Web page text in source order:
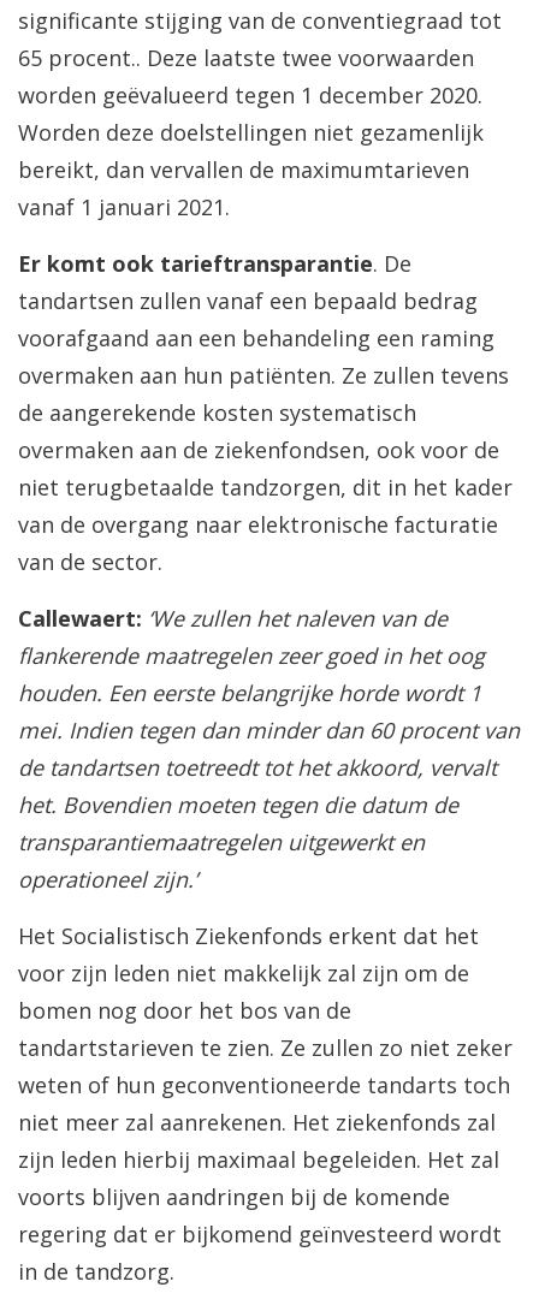
significante stijging van de conventiegraad tot
65 procent.. Deze laatste twee voorwaarden
worden geëvalueerd tegen 1 december 2020.
Worden deze doelstellingen niet gezamenlijk
bereikt, dan vervallen de maximumtarieven
vanaf 1 januari 2021.
Er komt ook tarieftransparantie. De
tandartsen zullen vanaf een bepaald bedrag
voorafgaand aan een behandeling een raming
overmaken aan hun patiënten. Ze zullen tevens
de aangerekende kosten systematisch
overmaken aan de ziekenfondsen, ook voor de
niet terugbetaalde tandzorgen, dit in het kader
van de overgang naar elektronische facturatie
van de sector.
Callewaert: ‘We zullen het naleven van de
flankerende maatregelen zeer goed in het oog
houden. Een eerste belangrijke horde wordt 1
mei. Indien tegen dan minder dan 60 procent van
de tandartsen toetreedt tot het akkoord, vervalt
het. Bovendien moeten tegen die datum de
transparantiemaatregelen uitgewerkt en
operationeel zijn.’
Het Socialistisch Ziekenfonds erkent dat het
voor zijn leden niet makkelijk zal zijn om de
bomen nog door het bos van de
tandartstarieven te zien. Ze zullen zo niet zeker
weten of hun geconventioneerde tandarts toch
niet meer zal aanrekenen. Het ziekenfonds zal
zijn leden hierbij maximaal begeleiden. Het zal
voorts blijven aandringen bij de komende
regering dat er bijkomend geïnvesteerd wordt
in de tandzorg.